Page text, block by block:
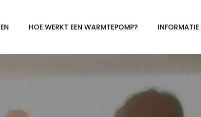
HOE WERKT EEN WARMTEPOMP? INFORMATIE